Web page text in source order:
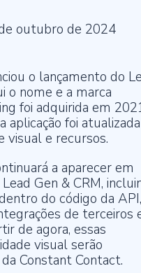
para sua equipe dominar
manter sua empresa à frente.
o marketing B2B e geram
de canais possível?
outubro de 2024
o lançamento do
o nome e a marca
foi adquirida em
aplicação foi atualizada
visual e recursos.
a aparecer em
Gen & CRM,
do código da
de terceiros
de agora, essas
visual serão
Constant Contact.